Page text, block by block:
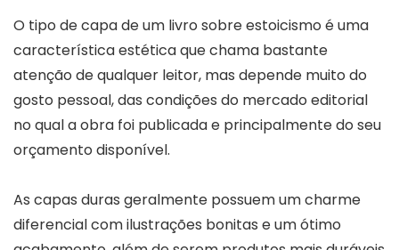
O tipo de capa de um livro sobre estoicismo é uma
característica estética que chama bastante
atenção de qualquer leitor, mas depende muito do
gosto pessoal, das condições do mercado editorial
no qual a obra foi publicada e principalmente do seu
orçamento disponível.
As capas duras geralmente possuem um charme
diferencial com ilustrações bonitas e um ótimo